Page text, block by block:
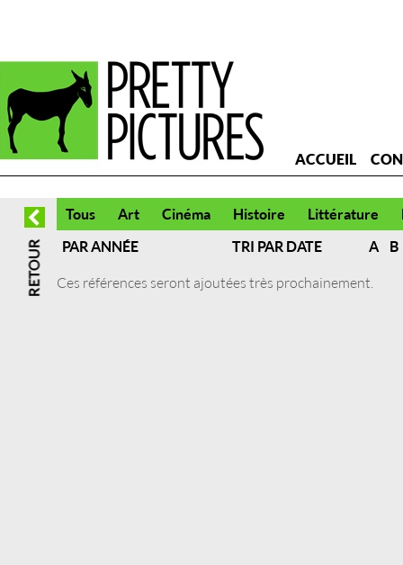
ACCUEIL
Tous Art Cinéma Histoire Littérature
PAR ANNÉE
TRI PAR DATE A
B
Ces références seront ajoutées très prochainement.